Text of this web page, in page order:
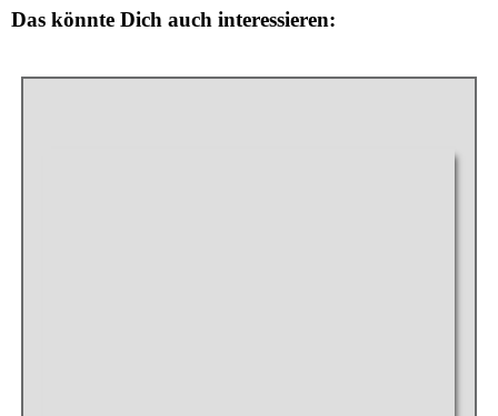
Das könnte Dich auch interessieren: